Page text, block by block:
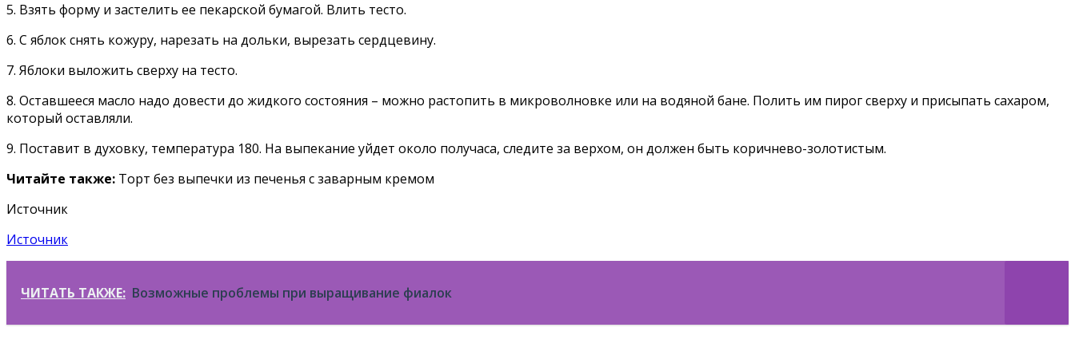
5. Взять форму и застелить ее пекарской бумагой. Влить тесто.
6. С яблок снять кожуру, нарезать на дольки, вырезать сердцевину.
7. Яблоки выложить сверху на тесто.
8. Оставшееся масло надо довести до жидкого состояния – можно растопить в микроволновке или на водяной бане. Полить им пирог сверху и присыпать сахаром,
который оставляли.
9. Поставит в духовку, температура 180. На выпекание уйдет около получаса, следите за верхом, он должен быть коричнево-золотистым.
Читайте также: Торт без выпечки из печенья с заварным кремом
Источник
Источник
ЧИТАТЬ ТАКЖЕ: Возможные проблемы при выращивание фиалок